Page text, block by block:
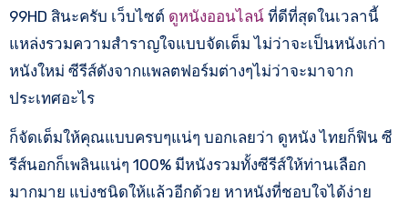
99HD สินะครับ เว็บไซต์ ดูหนังออนไลน์ที่ดีที่สุดในเวลานี้
แหล่งรวมความสำราญใจแบบจัดเต็ม ไม่ว่าจะเป็นหนังเก่า
หนังใหม่ ซีรีส์ดังจากแพลตฟอร์มต่างๆไม่ว่าจะมาจาก
ประเทศอะไร
ก็จัดเต็มให้คุณแบบครบๆแน่ๆ บอกเลยว่า ดูหนัง ไทยก็ฟิน ซี
รีส์นอกก็เพลินแน่ๆ 100% มีหนังรวมทั้งซีรีส์ให้ท่านเลือก
มากมาย แบ่งชนิดให้แล้วอีกด้วย หาหนังที่ชอบใจได้ง่าย